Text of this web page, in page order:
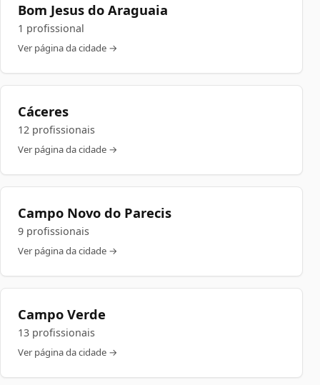
Bom Jesus do Araguaia
1 profissional
Ver página da cidade →
Cáceres
12 profissionais
Ver página da cidade →
Campo Novo do Parecis
9 profissionais
Ver página da cidade →
Campo Verde
13 profissionais
Ver página da cidade →